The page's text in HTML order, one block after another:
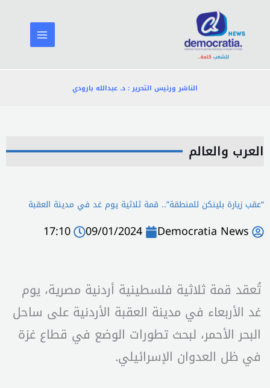
المحتوى
الناشر ورئيس التحرير : د. عبدالله بارودي
العرب والعالم
“عقب زيارة بلينكن للمنطقة”.. قمة ثلاثية يوم غد في مدينة العقبة
Democratia News
09/01/2024
17:10
تُعقد قمة ثلاثية فلسطينية أردنية مصرية، يوم
غد الأربعاء في مدينة العقبة الأردنية على ساحل
البحر الأحمر، لبحث تطورات الوضع في قطاع غزة
في ظل العدوان الإسرائيلي.